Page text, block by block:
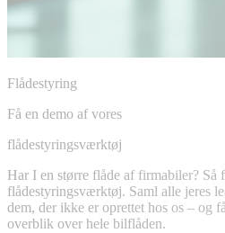
Flådestyring
Få en demo af vores
flådestyringsværktøj
Har I en større flåde af firmabiler? Så
flådestyringsværktøj. Saml alle jeres
dem, der ikke er oprettet hos os – og
overblik over hele bilflåden.